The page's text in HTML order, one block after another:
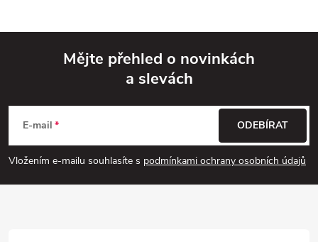
p
Mějte přehled o novinkách
a slevách
E-mail
Vložením e-mailu souhlasíte s podmínkami ochrany osobních údajů
ODEBÍRAT